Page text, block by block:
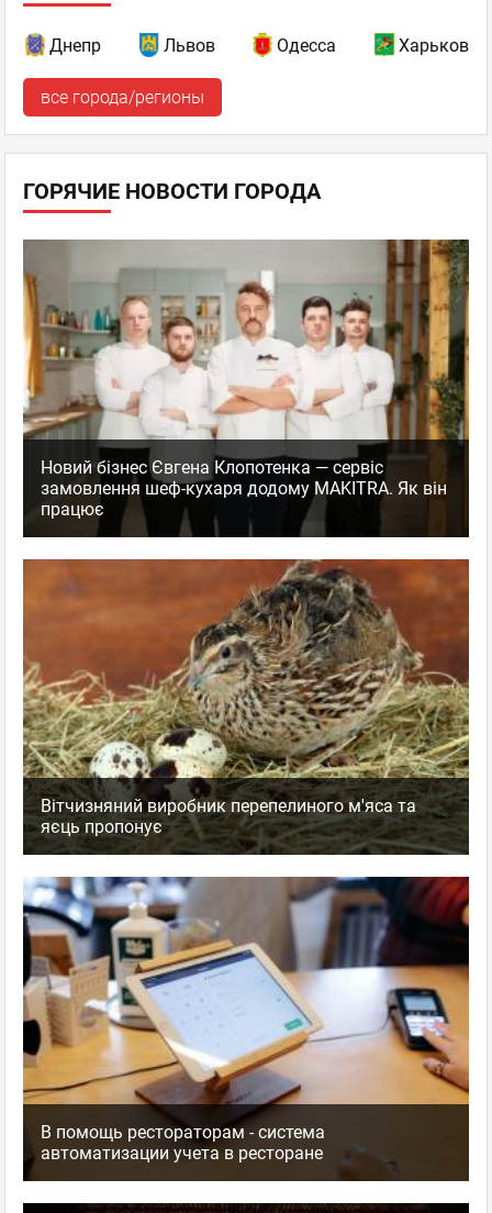
Днепр Львов Одесса Харьков
все города/регионы
ГОРЯЧИЕ НОВОСТИ ГОРОДА
Новий бізнес Євгена Клопотенка — сервіс
замовлення шеф-кухаря додому MAKITRA. Як він
працює
Вітчизняний виробник перепелиного м'яса та
яєць пропонує
В помощь рестораторам - система
автоматизации учета в ресторане